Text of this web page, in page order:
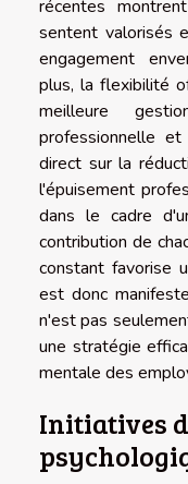
récentes
sentent valorisés
engagement
plus, la flexibilité
meilleure
professionnelle
direct sur la
l'épuisement
dans le cadre
contribution de
constant favorise
est donc
n'est pas
une stratégie
mentale des
Initiatives